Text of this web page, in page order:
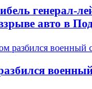
генерал-
авто в